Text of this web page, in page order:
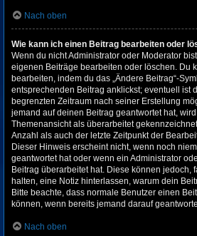
Nach oben
Wie kann ich einen Beitrag bearbeiten oder
Wenn du nicht Administrator oder Moderator
eigenen Beiträge bearbeiten oder löschen. Du
bearbeiten, indem du das „Ändere Beitrag“-
entsprechenden Beitrag anklickst; eventuell ist
begrenzten Zeitraum nach seiner Erstellung
jemand auf deinen Beitrag geantwortet hat,
Themenansicht als überarbeitet
Anzahl als auch der letzte Zeitpunkt der
Dieser Hinweis erscheint nicht, wenn noch
geantwortet hat oder wenn ein Administrator
Beitrag überarbeitet hat. Diese können jedoch,
halten, eine Notiz hinterlassen, warum dein
Bitte beachte, dass normale Benutzer einen
können, wenn bereits jemand darauf
Nach oben